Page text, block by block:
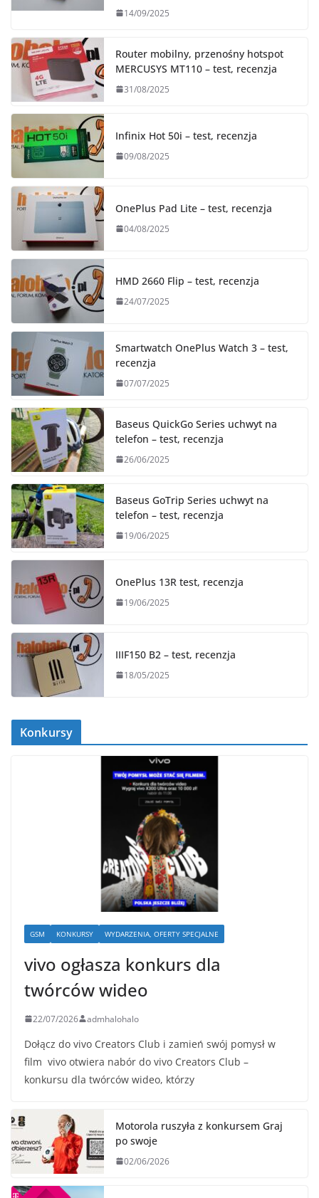
14/09/2025
Router mobilny, przenośny hotspot
MERCUSYS MT110 – test, recenzja
31/08/2025
Infinix Hot 50i – test, recenzja
09/08/2025
OnePlus Pad Lite – test, recenzja
04/08/2025
HMD 2660 Flip – test, recenzja
24/07/2025
Smartwatch OnePlus Watch 3 – test,
recenzja
07/07/2025
Baseus QuickGo Series uchwyt na
telefon – test, recenzja
26/06/2025
Baseus GoTrip Series uchwyt na
telefon – test, recenzja
19/06/2025
OnePlus 13R test, recenzja
19/06/2025
IIIF150 B2 – test, recenzja
18/05/2025
Konkursy
GSM KONKURSY WYDARZENIA, OFERTY SPECJALNE
vivo ogłasza konkurs dla
twórców wideo
22/07/2026 admhalohalo
Dołącz do vivo Creators Club i zamień swój pomysł w
film vivo otwiera nabór do vivo Creators Club –
konkursu dla twórców wideo, którzy
Motorola ruszyła z konkursem Graj
po swoje
02/06/2026